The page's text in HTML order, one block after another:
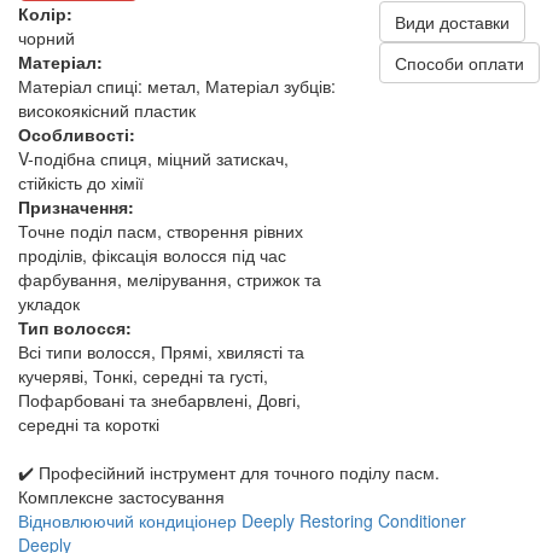
Колір:
чорний
Матеріал:
Матеріал спиці: метал, Матеріал зубців:
високоякісний пластик
Особливості:
V-подібна спиця, міцний затискач,
стійкість до хімії
Призначення:
Точне поділ пасм, створення рівних
проділів, фіксація волосся під час
фарбування, мелірування, стрижок та
укладок
Тип волосся:
Всі типи волосся, Прямі, хвилясті та
кучеряві, Тонкі, середні та густі,
Пофарбовані та знебарвлені, Довгі,
середні та короткі
Види доставки
Способи оплати
✔️ Професійний інструмент для точного поділу пасм.
Комплексне застосування
Відновлюючий кондиціонер Deeply Restoring Conditioner
Deeply